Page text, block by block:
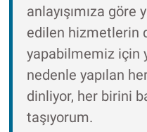
anlayışımıza
edilen hizmetlerin
yapabilmemiz için
nedenle yapılan
dinliyor, her birini
taşıyorum.